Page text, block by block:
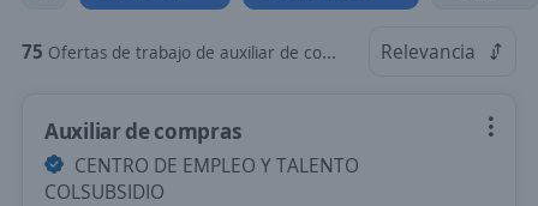
75 Ofertas de trabajo de auxiliar de compras sin experiencia en Bogotá, D.C. Relevancia
Auxiliar de compras
CENTRO DE EMPLEO Y TALENTO
COLSUBSIDIO